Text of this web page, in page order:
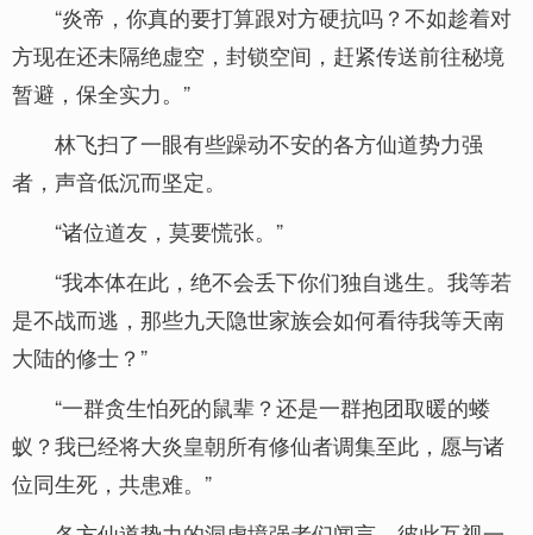
“炎帝，你真的要打算跟对方硬抗吗？不如趁着对
方现在还未隔绝虚空，封锁空间，赶紧传送前往秘境
暂避，保全实力。”
林飞扫了一眼有些躁动不安的各方仙道势力强
者，声音低沉而坚定。
“诸位道友，莫要慌张。”
“我本体在此，绝不会丢下你们独自逃生。我等若
是不战而逃，那些九天隐世家族会如何看待我等天南
大陆的修士？”
“一群贪生怕死的鼠辈？还是一群抱团取暖的蝼
蚁？我已经将大炎皇朝所有修仙者调集至此，愿与诸
位同生死，共患难。”